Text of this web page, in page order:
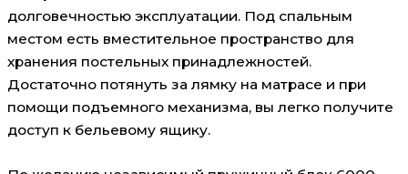
долговечностью эксплуатации. Под спальным
местом есть вместительное пространство для
хранения постельных принадлежностей.
Достаточно потянуть за лямку на матрасе и при
помощи подъемного механизма, вы легко получите
доступ к бельевому ящику.